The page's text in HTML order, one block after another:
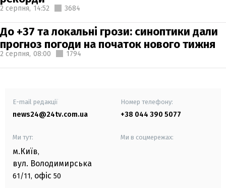
2 серпня, 14:52 3684
До +37 та локальні грози: синоптики дали
прогноз погоди на початок нового тижня
2 серпня, 08:00 1794
E-mail редакції
news24@24tv.com.ua
Номер телефону:
+38 044 390 5077
Ми тут:
м.Київ,
вул. Володимирська
61/11, офіс 50
Ми в соцмережах: